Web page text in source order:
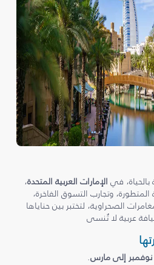
بالحياة، في الإمارات العربية المتحدة،
وتجارب التسوق الفاخرة،
الصحراوية، لتختبر بين حناياها
عربية لا تُنسى
نوفمبر إلى مارس.